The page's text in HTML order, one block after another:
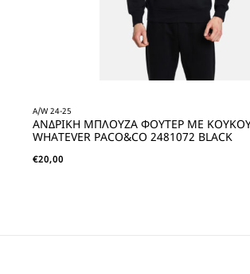
A/W 24-25
ΑΝΔΡΙΚΗ ΜΠΛΟΥΖΑ ΦΟΥΤΕΡ ΜΕ
WHATEVER PACO&CO 2481072 BLACK
€20,00